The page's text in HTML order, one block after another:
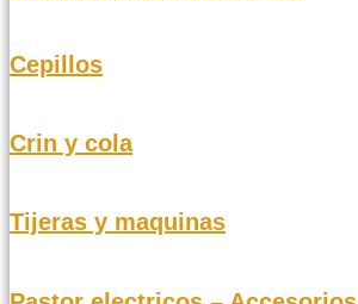
Cepillos
Crin y cola
Tijeras y maquinas